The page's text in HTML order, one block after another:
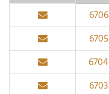
6706
6705
6704
6703